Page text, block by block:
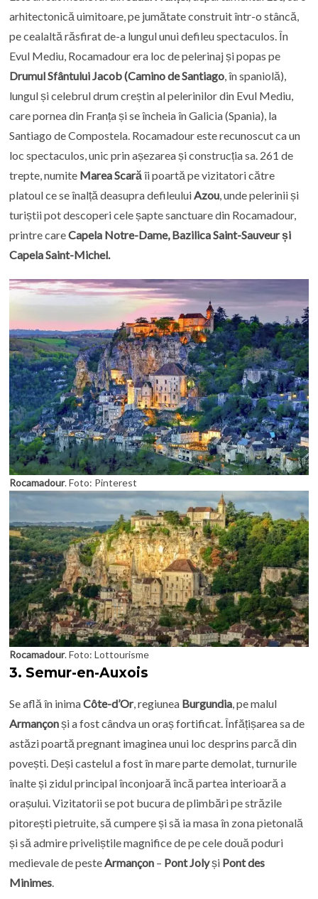
arhitectonică uimitoare, pe jumătate construit într-o stâncă,
pe cealaltă răsfirat de-a lungul unui defileu spectaculos. În
Evul Mediu, Rocamadour era loc de pelerinaj și popas pe
Drumul Sfântului Jacob (Camino de Santiago, în spaniolă),
lungul și celebrul drum creștin al pelerinilor din Evul Mediu,
care pornea din Franța și se încheia în Galicia (Spania), la
Santiago de Compostela. Rocamadour este recunoscut ca un
loc spectaculos, unic prin așezarea și construcția sa. 261 de
trepte, numite Marea Scarăîi poartă pe vizitatori către
platoul ce se înalță deasupra defileuluiAzou, unde pelerinii și
turiștii pot descoperi cele șapte sanctuare din Rocamadour,
printre careCapela Notre-Dame, Bazilica Saint-Sauveur și
Capela Saint-Michel.
Rocamadour. Foto: Pinterest
Rocamadour. Foto: Lottourisme
3. Semur-en-Auxois
Se află în inimaCôte-d’Or, regiunea Burgundia, pe malul
Armançonșia fost cândva un oraș fortificat. Înfățișarea sa de
astăzi poartă pregnant imaginea unui loc desprins parcă din
povești. Deși castelul a fost în mare parte demolat, turnurile
înalte și zidul principal înconjoară încă partea interioară a
orașului. Vizitatorii se pot bucura de plimbări pe străzile
pitorești pietruite, să cumpere și să ia masa în zona pietonală
și să admire priveliștile magnifice de pe cele două poduri
medievale de pesteArmançon – Pont Jolyși Pont des
Minimes.